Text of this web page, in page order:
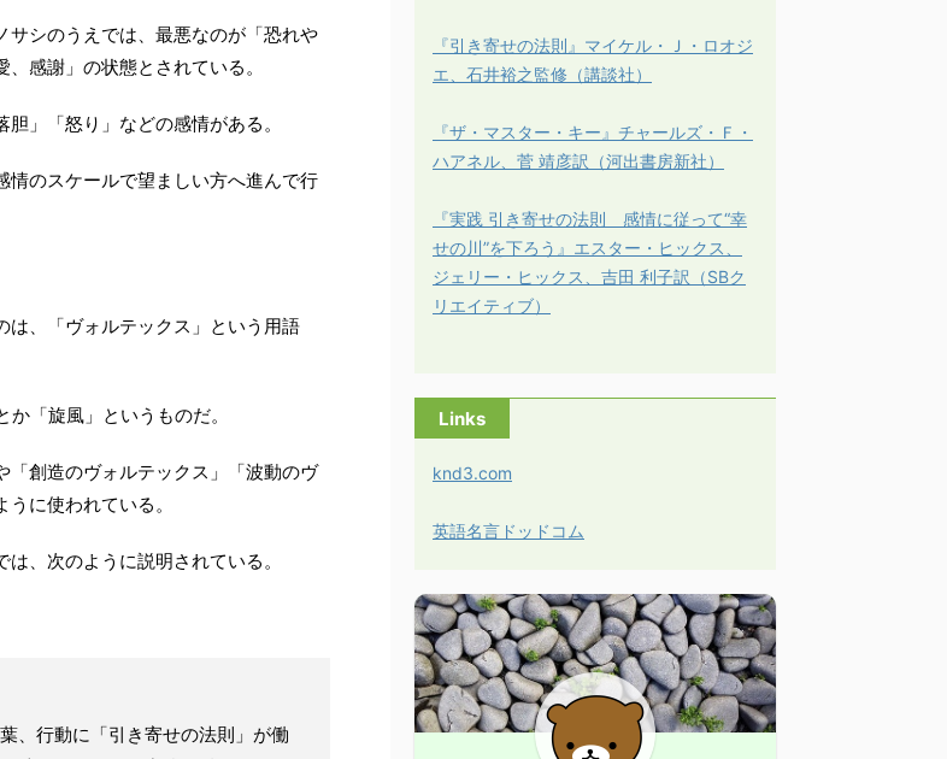
シのうえでは、最悪なのが「恐れや
感謝」の状態とされている。
」「怒り」などの感情がある。
情のスケールで望ましい方へ進んで行
は、「ヴォルテックス」という用語
「旋風」というものだ。
「創造のヴォルテックス」「波動のヴ
に使われている。
は、次のように説明されている。
、行動に「引き寄せの法則」が働
『引き寄せの法則』マイケル・Ｊ・ロオジ
エ、石井裕之監修（講談社）
『ザ・マスター・キー』チャールズ・Ｆ・
ハアネル、菅 靖彦訳（河出書房新社）
『実践 引き寄せの法則 感情に従って“幸
せの川”を下ろう』エスター・ヒックス、
ジェリー・ヒックス、吉田 利子訳（SBク
リエイティブ）
Links
knd3.com
英語名言ドッドコム